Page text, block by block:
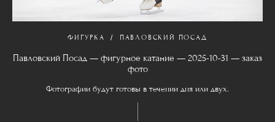
ФИГУРКА ПАВЛОВСКИЙ ПОСАД
Павловский Посад — фигурное катание — 2025-10-31 — заказ
фото
Фотографии будут готовы в течении дня или двух.